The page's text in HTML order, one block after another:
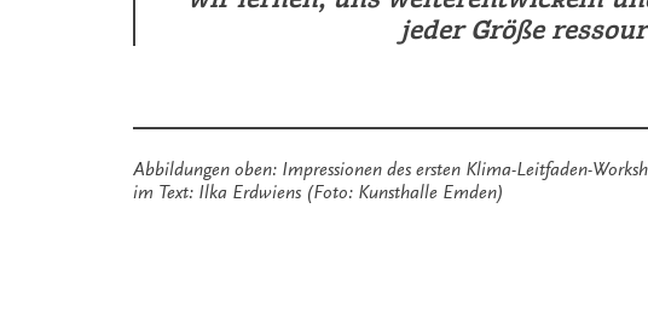
jeder Größe
Abbildungen oben: Impressionen des ersten Klima-Leitfaden-
im Text: Ilka Erdwiens (Foto: Kunsthalle Emden)